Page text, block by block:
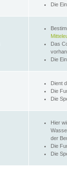
Die
Das
Die
Dient
Die
Die
Hier
der
Die
Die